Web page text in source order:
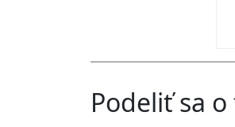
Podeliť sa